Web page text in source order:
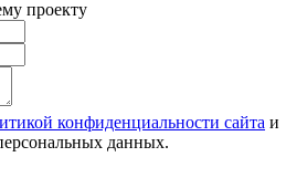
проекту
конфиденциальности сайта и
данных.